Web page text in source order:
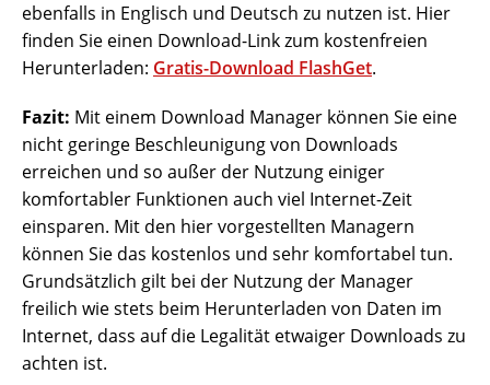
ebenfalls in Englisch und Deutsch zu nutzen ist. Hier
finden Sie einen Download-Link zum kostenfreien
Herunterladen: Gratis-Download FlashGet.
Fazit: Mit einem Download Manager können Sie eine
nicht geringe Beschleunigung von Downloads
erreichen und so außer der Nutzung einiger
komfortabler Funktionen auch viel Internet-Zeit
einsparen. Mit den hier vorgestellten Managern
können Sie das kostenlos und sehr komfortabel tun.
Grundsätzlich gilt bei der Nutzung der Manager
freilich wie stets beim Herunterladen von Daten im
Internet, dass auf die Legalität etwaiger Downloads zu
achten ist.